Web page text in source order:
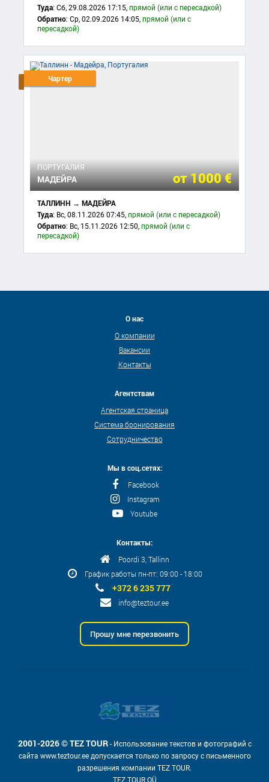
Туда: Сб, 29.08.2026 17:15, прямой (или с пересадкой)
Обратно: Ср, 02.09.2026 14:05, прямой (или с
пересадкой)
Чартер
ПОРТУГАЛИЯ
МАДЕЙРА от1000 €
ТАЛЛИНН → МАДЕЙРА
Туда: Вс, 08.11.2026 07:45, прямой (или с пересадкой)
Обратно: Вс, 15.11.2026 12:50, прямой (или с
пересадкой)
О нас
О компании
Вакансии
Контакты
Агентствам
Агентская страница
Система бронирования
Сотрудничество
Мы в соц.сетях:
Facebook
Instagram
Youtube
Контакты:
Poordi 3, Tallinn
График работы пн-пт: 09:00 - 18:00
+372 6 235 777
info@teztour.ee
Прошу мне перезвонить
2001-2026 © TEZ TOUR- Использование текстов и фотографий с
сайта www.teztour.ee допускается только по запросу с письменного
разрешения компании TEZ TOUR.
TEZ TOUR OÜ